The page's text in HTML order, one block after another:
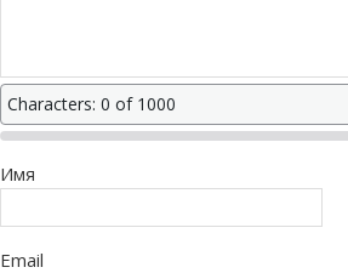
Characters: 0 of 1000
Имя
Email